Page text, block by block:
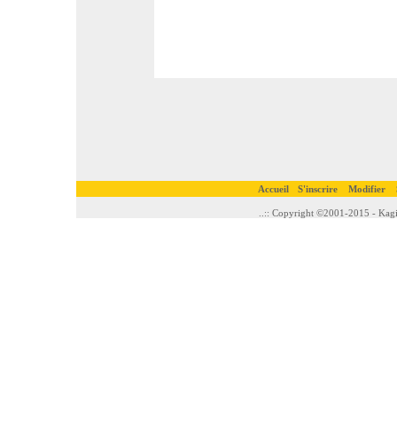
Accueil S'inscrire Modifier
..:: Copyright ©2001-2015 -